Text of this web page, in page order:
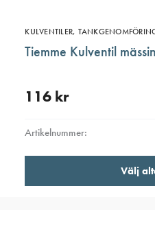
KULVENTILER,
Tiemme Kulventil
116 kr
Artikelnummer:
Välj